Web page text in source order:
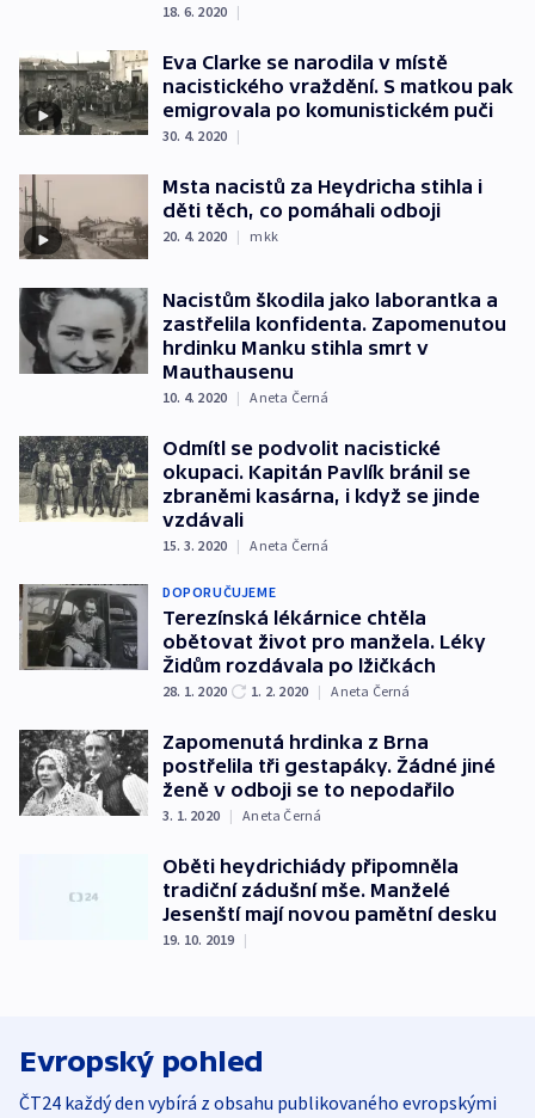
18. 6. 2020 |
Eva Clarke se narodila v místě
nacistického vraždění. S matkou pak
emigrovala po komunistickém puči
30. 4. 2020 |
Msta nacistů za Heydricha stihla i
děti těch, co pomáhali odboji
20. 4. 2020 | mkk
Nacistům škodila jako laborantka a
zastřelila konfidenta. Zapomenutou
hrdinku Manku stihla smrt v
Mauthausenu
10. 4. 2020 | Aneta Černá
Odmítl se podvolit nacistické
okupaci. Kapitán Pavlík bránil se
zbraněmi kasárna, i když se jinde
vzdávali
15. 3. 2020 | Aneta Černá
DOPORUČUJEME
Terezínská lékárnice chtěla
obětovat život pro manžela. Léky
Židům rozdávala po lžičkách
28. 1. 2020 1. 2. 2020 | Aneta Černá
Zapomenutá hrdinka z Brna
postřelila tři gestapáky. Žádné jiné
ženě v odboji se to nepodařilo
3. 1. 2020 | Aneta Černá
Oběti heydrichiády připomněla
tradiční zádušní mše. Manželé
Jesenští mají novou pamětní desku
19. 10. 2019 |
Evropský pohled
ČT24 každý den vybírá z obsahu publikovaného evropskými